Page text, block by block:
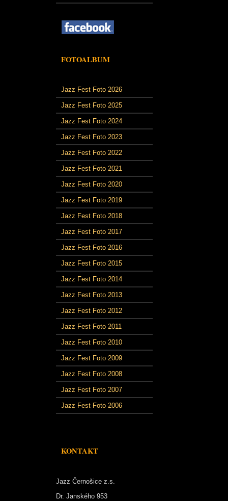
FOTOALBUM
Jazz Fest Foto 2026
Jazz Fest Foto 2025
Jazz Fest Foto 2024
Jazz Fest Foto 2023
Jazz Fest Foto 2022
Jazz Fest Foto 2021
Jazz Fest Foto 2020
Jazz Fest Foto 2019
Jazz Fest Foto 2018
Jazz Fest Foto 2017
Jazz Fest Foto 2016
Jazz Fest Foto 2015
Jazz Fest Foto 2014
Jazz Fest Foto 2013
Jazz Fest Foto 2012
Jazz Fest Foto 2011
Jazz Fest Foto 2010
Jazz Fest Foto 2009
Jazz Fest Foto 2008
Jazz Fest Foto 2007
Jazz Fest Foto 2006
KONTAKT
Jazz Černošice z.s.
Dr. Janského 953